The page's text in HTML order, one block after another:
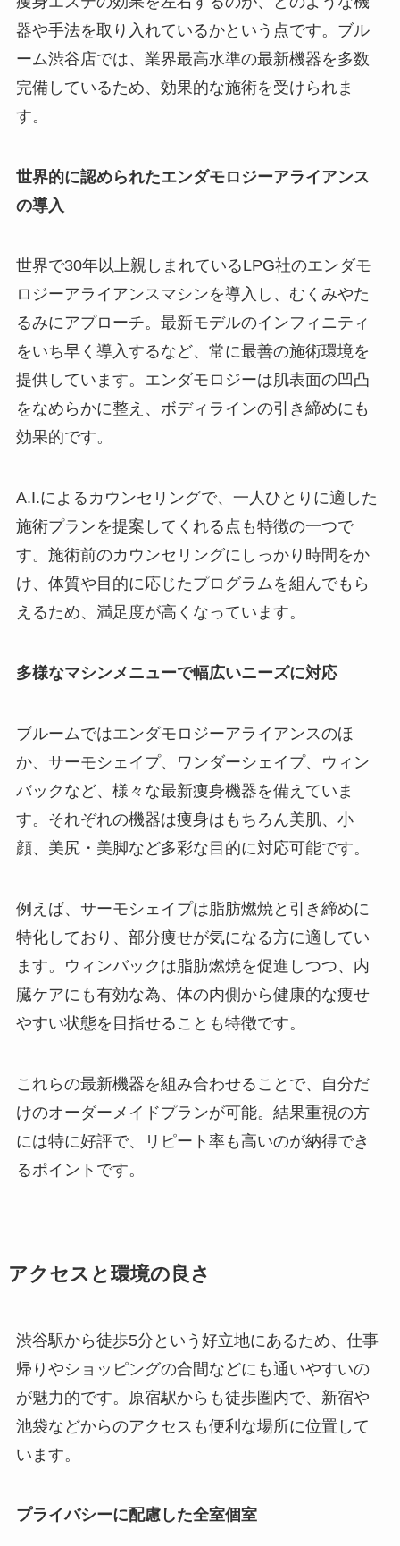
器や手法を取り入れているかという点です。ブル
ーム渋谷店では、業界最高水準の最新機器を多数
完備しているため、効果的な施術を受けられま
す。
世界的に認められたエンダモロジーアライアンス
の導入
世界で30年以上親しまれているLPG社のエンダモ
ロジーアライアンスマシンを導入し、むくみやた
るみにアプローチ。最新モデルのインフィニティ
をいち早く導入するなど、常に最善の施術環境を
提供しています。エンダモロジーは肌表面の凹凸
をなめらかに整え、ボディラインの引き締めにも
効果的です。
A.I.によるカウンセリングで、一人ひとりに適した
施術プランを提案してくれる点も特徴の一つで
す。施術前のカウンセリングにしっかり時間をか
け、体質や目的に応じたプログラムを組んでもら
えるため、満足度が高くなっています。
多様なマシンメニューで幅広いニーズに対応
ブルームではエンダモロジーアライアンスのほ
か、サーモシェイプ、ワンダーシェイプ、ウィン
バックなど、様々な最新痩身機器を備えていま
す。それぞれの機器は痩身はもちろん美肌、小
顔、美尻・美脚など多彩な目的に対応可能です。
例えば、サーモシェイプは脂肪燃焼と引き締めに
特化しており、部分痩せが気になる方に適してい
ます。ウィンバックは脂肪燃焼を促進しつつ、内
臓ケアにも有効な為、体の内側から健康的な痩せ
やすい状態を目指せることも特徴です。
これらの最新機器を組み合わせることで、自分だ
けのオーダーメイドプランが可能。結果重視の方
には特に好評で、リピート率も高いのが納得でき
るポイントです。
アクセスと環境の良さ
渋谷駅から徒歩5分という好立地にあるため、仕事
帰りやショッピングの合間などにも通いやすいの
が魅力的です。原宿駅からも徒歩圏内で、新宿や
池袋などからのアクセスも便利な場所に位置して
います。
プライバシーに配慮した全室個室